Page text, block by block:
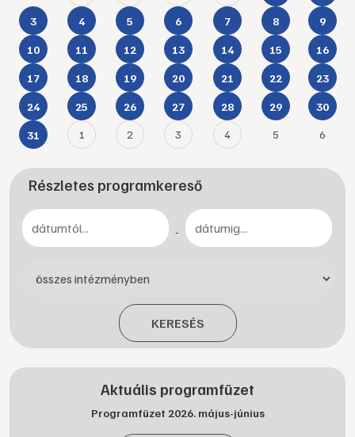
3 4 5 6 7 8 9
10 11 12 13 14 15 16
17 18 19 20 21 22 23
24 25 26 27 28 29 30
31 1 2 3 4 5 6
Részletes programkereső
-
KERESÉS
Aktuális programfüzet
Programfüzet 2026. május-június